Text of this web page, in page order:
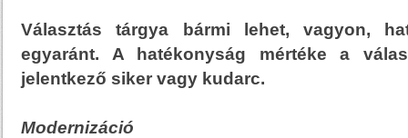
Választás tárgya bármi lehet, vagyon,
egyaránt. A hatékonyság mértéke a
jelentkező siker vagy kudarc.
Modernizáció